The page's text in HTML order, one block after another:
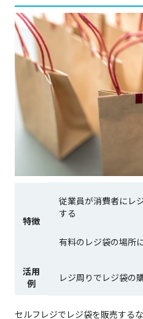
特徴
従業員が消費者にレ
する
有料のレジ袋の場所
活用
例
レジ周りでレジ袋の
セルフレジでレジ袋を販売する